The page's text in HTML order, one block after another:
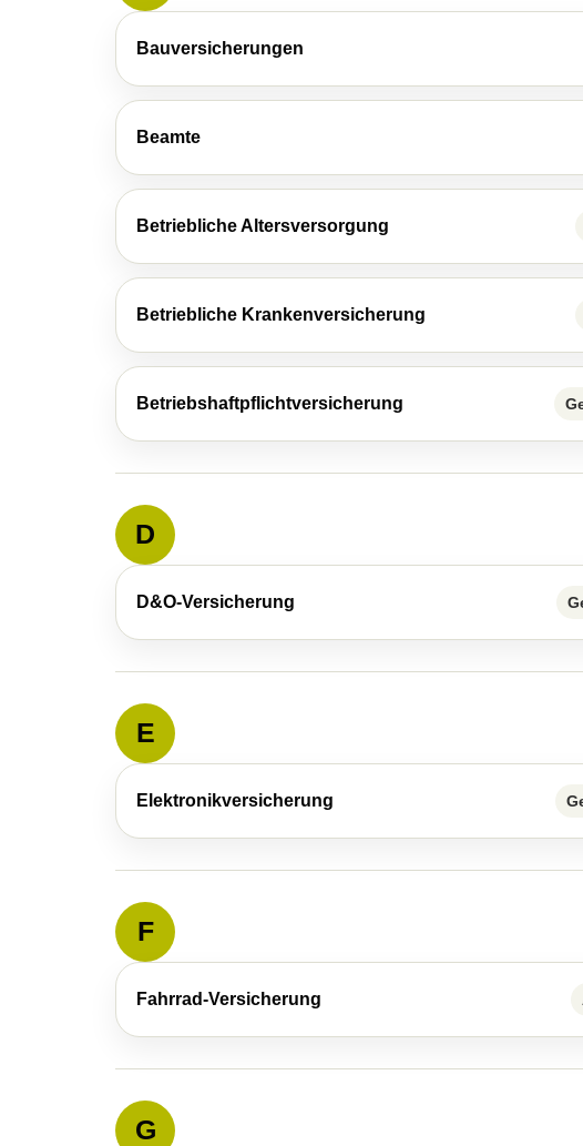
Bauversicherungen
Beamte
Betriebliche Altersversorgung
Betriebliche Kranken­ver­si­che­rung
Betriebshaftpflichtversicherung
D
D&O-Versicherung
E
Elektronikversicherung
F
Fahrrad-Versicherung
G